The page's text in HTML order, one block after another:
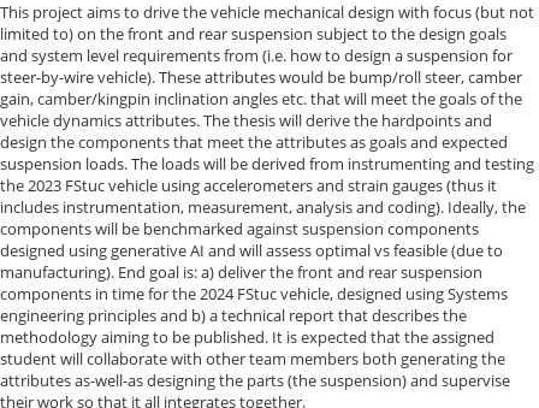
This project aims to drive the vehicle mechanical design with focus (but not
limited to) on the front and rear suspension subject to the design goals
and system level requirements from (i.e. how to design a suspension for
steer-by-wire vehicle). These attributes would be bump/roll steer, camber
gain, camber/kingpin inclination angles etc. that will meet the goals of the
vehicle dynamics attributes. The thesis will derive the hardpoints and
design the components that meet the attributes as goals and expected
suspension loads. The loads will be derived from instrumenting and testing
the 2023 FStuc vehicle using accelerometers and strain gauges (thus it
includes instrumentation, measurement, analysis and coding). Ideally, the
components will be benchmarked against suspension components
designed using generative AI and will assess optimal vs feasible (due to
manufacturing). End goal is: a) deliver the front and rear suspension
components in time for the 2024 FStuc vehicle, designed using Systems
engineering principles and b) a technical report that describes the
methodology aiming to be published. It is expected that the assigned
student will collaborate with other team members both generating the
attributes as-well-as designing the parts (the suspension) and supervise
their work so that it all integrates together.